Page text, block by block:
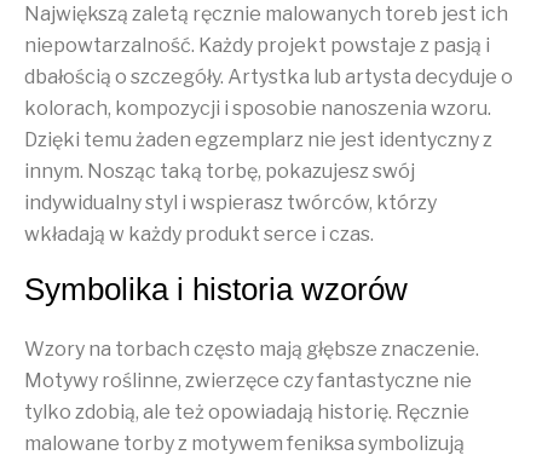
Największą zaletą ręcznie malowanych toreb jest ich
niepowtarzalność. Każdy projekt powstaje z pasją i
dbałością o szczegóły. Artystka lub artysta decyduje o
kolorach, kompozycji i sposobie nanoszenia wzoru.
Dzięki temu żaden egzemplarz nie jest identyczny z
innym. Nosząc taką torbę, pokazujesz swój
indywidualny styl i wspierasz twórców, którzy
wkładają w każdy produkt serce i czas.
Symbolika i historia wzorów
Wzory na torbach często mają głębsze znaczenie.
Motywy roślinne, zwierzęce czy fantastyczne nie
tylko zdobią, ale też opowiadają historię. Ręcznie
malowane torby z motywem feniksa symbolizują